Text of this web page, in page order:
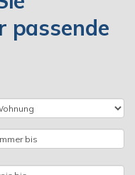
passende